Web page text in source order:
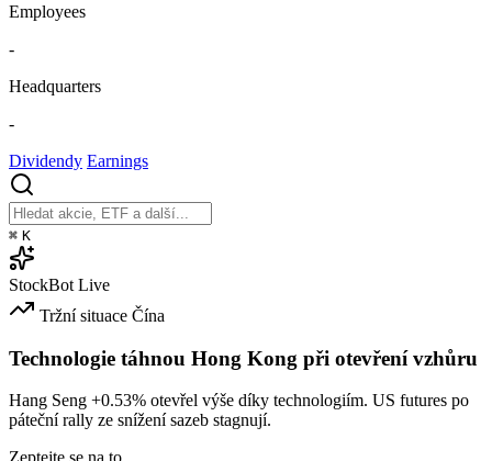
Employees
-
Headquarters
-
Dividendy Earnings
⌘ K
StockBot Live
Tržní situace Čína
Technologie táhnou Hong Kong při otevření vzhůru
Hang Seng +0.53% otevřel výše díky technologiím. US futures po
páteční rally ze snížení sazeb stagnují.